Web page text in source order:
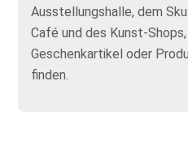
Ausstellungshalle, dem
Café und des Kunst-
Geschenkartikel oder
finden.